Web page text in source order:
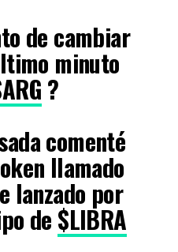
de cambiar
minuto
?
comenté
llamado
lanzado por
de$LIBRA